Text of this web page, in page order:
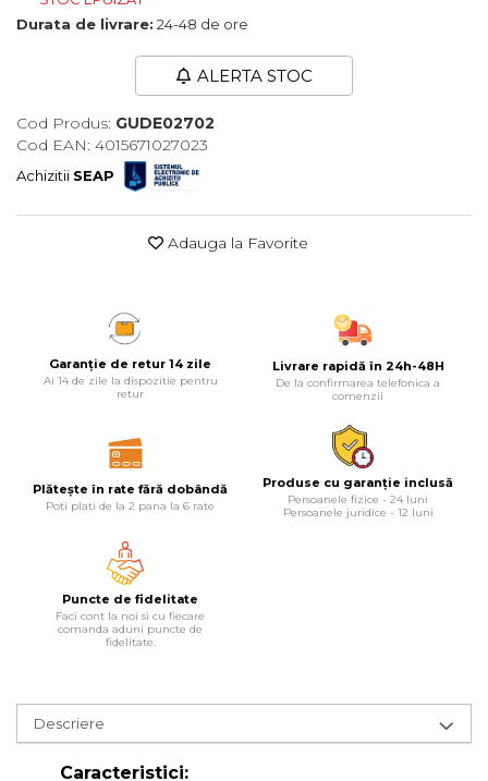
Maturi, Mopuri, Galeti &
Microscoape
Cantare
Rafturi
Baterii & Acumulatori
Baterii AA
Corpuri de Iluminat
Lanterne
Iluminare Led
Lampi
Echipamente Pentru Service-uri
Tester de Tensiune
Manometru
Antifurt Bicicleta
Densimetru
Durata de livrare: 24-48 de ore
ALERTA STOC
Cod Produs: GUDE02702
Cod EAN: 4015671027023
Achizitii SEAP
Adauga la Favorite
Garanție de retur 14 zile
Ai 14 de zile la dispozitie pentru
retur
Livrare rapidă în 24h-48H
De la confirmarea telefonica a
comenzii
Plătește în rate fără dobândă
Poti plati de la 2 pana la 6 rate
Produse cu garanție inclusă
Persoanele fizice - 24 luni
Persoanele juridice - 12 luni
Puncte de fidelitate
Faci cont la noi si cu fiecare
comanda aduni puncte de
fidelitate.
Descriere
Caracteristici: